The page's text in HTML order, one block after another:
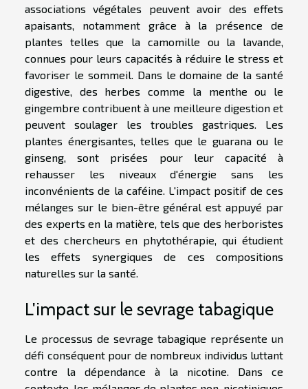
associations végétales peuvent avoir des effets
apaisants, notamment grâce à la présence de
plantes telles que la camomille ou la lavande,
connues pour leurs capacités à réduire le stress et
favoriser le sommeil. Dans le domaine de la santé
digestive, des herbes comme la menthe ou le
gingembre contribuent à une meilleure digestion et
peuvent soulager les troubles gastriques. Les
plantes énergisantes, telles que le guarana ou le
ginseng, sont prisées pour leur capacité à
rehausser les niveaux d'énergie sans les
inconvénients de la caféine. L'impact positif de ces
mélanges sur le bien-être général est appuyé par
des experts en la matière, tels que des herboristes
et des chercheurs en phytothérapie, qui étudient
les effets synergiques de ces compositions
naturelles sur la santé.
L'impact sur le sevrage tabagique
Le processus de sevrage tabagique représente un
défi conséquent pour de nombreux individus luttant
contre la dépendance à la nicotine. Dans ce